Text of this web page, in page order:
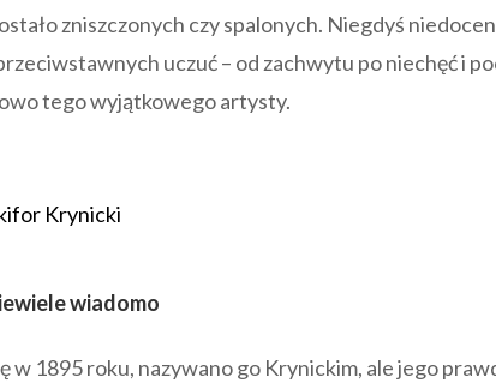
zniszczonych czy spalonych. Niegdyś
uczuć – od zachwytu po niechęć i
tego wyjątkowego artysty.
Krynicki
wiadomo
w 1895 roku, nazywano go Krynickim, ale jego